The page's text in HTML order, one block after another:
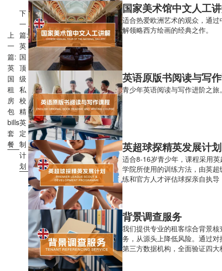
上
一
篇:
英
国
租
房
包
bills
套
餐
下
一
篇:
英
国
顶
级
私
校
精
英
定
制
计
划
国家美术馆中文人工
适合热爱欧洲艺术的观众，通过
解领略西方绘画的经典之作。
英语原版书阅读与写
青少年英语阅读与写作进阶之旅
英超球探精英发展计划
适合8-16岁青少年，课程采用英
学院所使用的训练方法，由英超
练和官方人才评估球探亲自执导
背景调查服务
我们提供专业的租客综合背景核
务，从源头上降低风险。通过对
第三方数据机构，全面验证四大